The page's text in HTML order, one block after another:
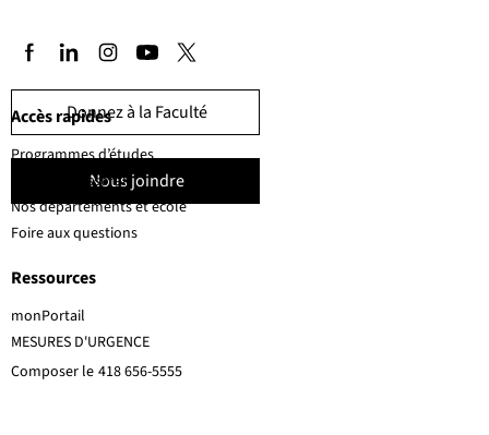
Donnez à la Faculté
Nous joindre
MESURES D'URGENCE
Composer le 418 656-5555
Accès rapides
Ressources
Programmes d’études
Corps professoral
Nos départements et école
Foire aux questions
monPortail